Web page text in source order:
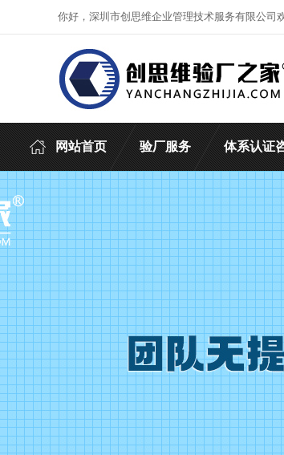
你好，深圳市创思维企业管理技术服务有限公司
网站首页 验厂服务 体系认证